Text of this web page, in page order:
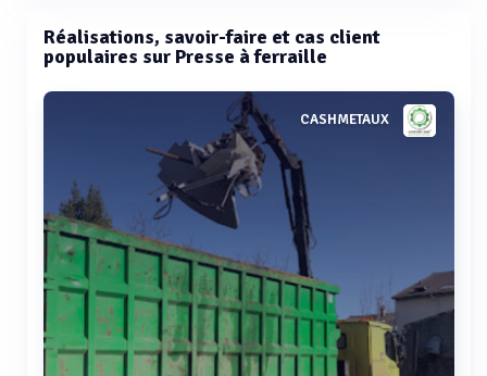
Réalisations, savoir-faire et cas client
populaires sur Presse à ferraille
CASHMETAUX